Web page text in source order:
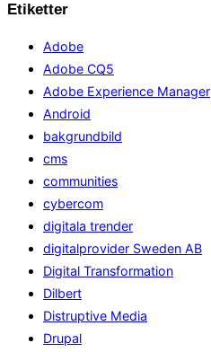
Etiketter
Adobe
Adobe CQ5
Adobe Experience Manager
Android
bakgrundbild
cms
communities
cybercom
digitala trender
digitalprovider Sweden AB
Digital Transformation
Dilbert
Distruptive Media
Drupal